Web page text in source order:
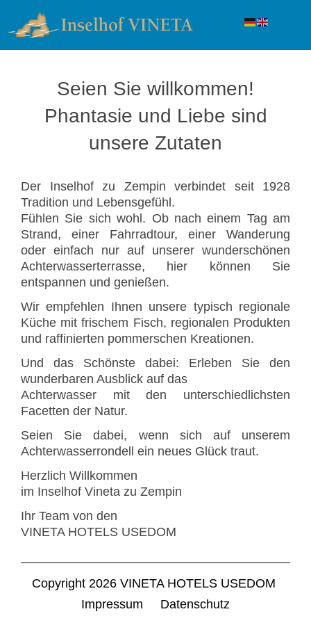
Seien Sie willkommen!
Phantasie und Liebe sind
unsere Zutaten
Der Inselhof zu Zempin verbindet seit 1928
Tradition und Lebensgefühl.
Fühlen Sie sich wohl. Ob nach einem Tag am
Strand, einer Fahrradtour, einer Wanderung
oder einfach nur auf unserer wunderschönen
Achterwasserterrasse, hier können Sie
entspannen und genießen.
Wir empfehlen Ihnen unsere typisch regionale
Küche mit frischem Fisch, regionalen Produkten
und raffinierten pommerschen Kreationen.
Und das Schönste dabei: Erleben Sie den
wunderbaren Ausblick auf das
Achterwasser mit den unterschiedlichsten
Facetten der Natur.
Seien Sie dabei, wenn sich auf unserem
Achterwasserrondell ein neues Glück traut.
Herzlich Willkommen
im Inselhof Vineta zu Zempin
Ihr Team von den
VINETA HOTELS USEDOM
Copyright 2026 VINETA HOTELS USEDOM
Navigation
Impressum Datenschutz